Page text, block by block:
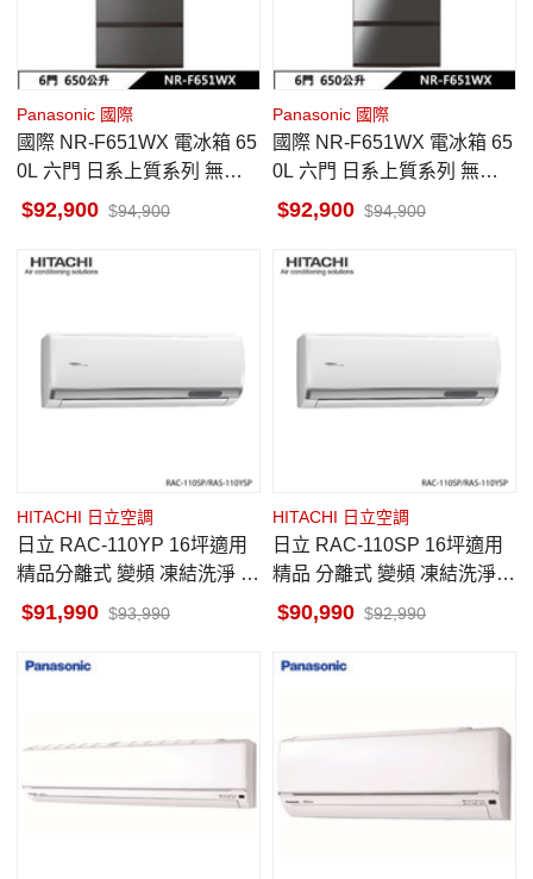
Panasonic 國際
國際 NR-F651WX 電冰箱 65
0L 六門 日系上質系列 無邊
框鏡面/玻璃 雲霧灰
92,900 94,900
Panasonic 國際
國際 NR-F651WX 電冰箱 65
0L 六門 日系上質系列 無邊
框鏡面/玻璃 鑽石黑
92,900 94,900
HITACHI 日立空調
日立 RAC-110YP 16坪適用
精品分離式 變頻 凍結洗淨 冷
暖冷氣 RAS-110YSP
91,990 93,990
HITACHI 日立空調
日立 RAC-110SP 16坪適用
精品 分離式 變頻 凍結洗淨
冷專冷氣 RAS-110YSP
90,990 92,990